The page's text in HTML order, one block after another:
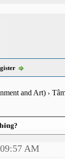
and Art) ›
AM